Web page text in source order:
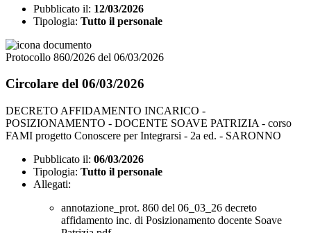
Pubblicato il: 12/03/2026
Tipologia: Tutto il personale
Protocollo 860/2026 del 06/03/2026
Circolare del 06/03/2026
DECRETO AFFIDAMENTO INCARICO -
POSIZIONAMENTO - DOCENTE SOAVE PATRIZIA - corso
FAMI progetto Conoscere per Integrarsi - 2a ed. - SARONNO
Pubblicato il: 06/03/2026
Tipologia: Tutto il personale
Allegati:
annotazione_prot. 860 del 06_03_26 decreto
affidamento inc. di Posizionamento docente Soave